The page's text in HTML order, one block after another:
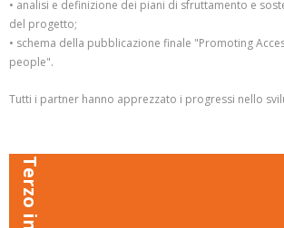
• analisi e definizione dei piani di sfruttamento e
del progetto;
• schema della pubblicazione finale "Promoting
people".
Tutti i partner hanno apprezzato i progressi nello